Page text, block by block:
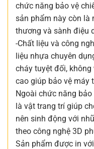
chức năng bảo vệ
sản phẩm này còn là
thương và sành điệu
-Chất liệu và công
liệu nhựa chuyên
cháy tuyệt đối,
cao giúp bảo vệ máy
Ngoài chức năng
là vật trang trí giúp
nên sinh động với
theo công nghệ 3D
Sản phẩm được in